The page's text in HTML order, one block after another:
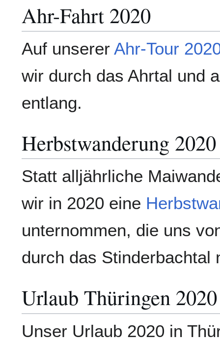
Ahr-Fahrt 2020
Auf unserer Ahr-Tour
wir durch das Ahrtal und
entlang.
Herbstwanderung 2020
Statt alljährliche
wir in 2020 eine
unternommen, die uns
durch das Stinderbachtal
Urlaub Thüringen 2020
Unser Urlaub 2020 in